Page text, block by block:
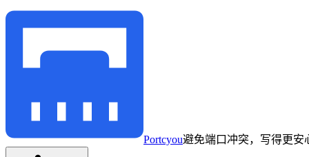
Portcyou避免端口冲突，写得更安